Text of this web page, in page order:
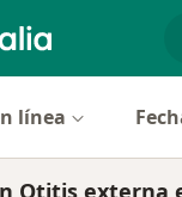
línea
Otitis externa